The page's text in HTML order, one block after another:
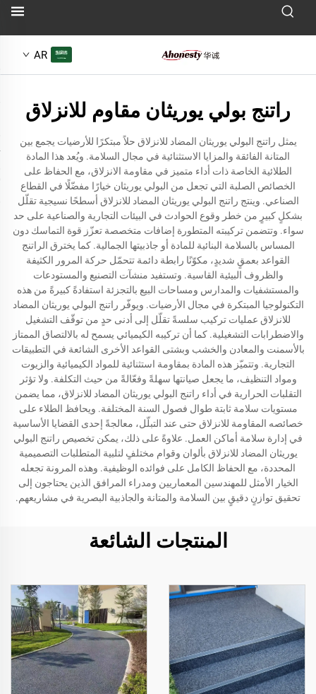
AR
راتنج بولي يوريثان مقاوم للانزلاق
يمثل راتنج البولي يوريثان المضاد للانزلاق حلاً مبتكرًا للأرضيات يجمع بين
المتانة الفائقة والمزايا الاستثنائية في مجال السلامة. ويُعد هذا المادة
الطلائية الخاصة ذات أداء متميز في مقاومة الانزلاق، مع الحفاظ على
الخصائص الصلبة التي تجعل من البولي يوريثان خيارًا مفضّلًا في القطاع
الصناعي. وينتج راتنج البولي يوريثان المضاد للانزلاق أسطحًا نسيجية تقلّل
بشكلٍ كبيرٍ من خطر وقوع الحوادث في البيئات التجارية والصناعية على حد
سواء. وتتضمن تركيبته المتطورة إضافات متخصصة تعزّز قوة التماسك دون
المساس بالسلامة البنائية للمادة أو جاذبيتها الجمالية. كما يخترق الراتنج
القواعد بعمقٍ شديدٍ، مكوّنًا رابطة دائمة تتحمّل حركة المرور الكثيفة
والظروف البيئية القاسية. وتستفيد منشآت التصنيع والمستودعات
والمستشفيات والمدارس ومساحات البيع بالتجزئة استفادةً كبيرةً من هذه
التكنولوجيا المبتكرة في مجال الأرضيات. ويوفّر راتنج البولي يوريثان المضاد
للانزلاق عمليات تركيب سلسةً تقلّل إلى أدنى حدٍ من توقّف التشغيل
والاضطرابات التشغيلية. كما أن تركيبه الكيميائي يسمح له بالالتصاق الممتاز
بالأسمنت والمعادن والخشب وبشتى القواعد الأخرى الشائعة في التطبيقات
التجارية. وتتميّز هذه المادة بمقاومة استثنائية للمواد الكيميائية والزيوت
ومواد التنظيف، ما يجعل صيانتها سهلةً وفعّالةً من حيث التكلفة. ولا تؤثر
التقلبات الحرارية في أداء راتنج البولي يوريثان المضاد للانزلاق، مما يضمن
مستويات سلامة ثابتة طوال فصول السنة المختلفة. ويحافظ الطلاء على
خصائصه المقاومة للانزلاق حتى عند التبلّل، معالجةً إحدى القضايا الأساسية
في إدارة سلامة أماكن العمل. علاوةً على ذلك، يمكن تخصيص راتنج البولي
يوريثان المضاد للانزلاق بألوان وقوام مختلفٍ لتلبية المتطلبات التصميمية
المحددة، مع الحفاظ الكامل على فوائده الوظيفية. وهذه المرونة تجعله
الخيار الأمثل للمهندسين المعماريين ومدراء المرافق الذين يحتاجون إلى
تحقيق توازنٍ دقيقٍ بين السلامة والمتانة والجاذبية البصرية في مشاريعهم.
المنتجات الشائعة